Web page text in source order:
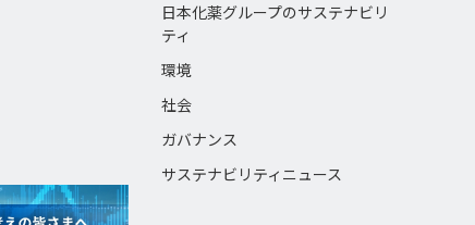
日本化薬グループのサステナビリ
ティ
環境
社会
ガバナンス
サステナビリティニュース